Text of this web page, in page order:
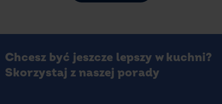
Chcesz być jeszcze lepszy w kuchni?
Skorzystaj z naszej porady